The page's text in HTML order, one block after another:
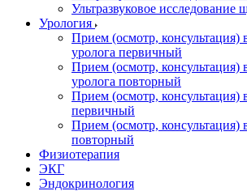
Ультразвуковое
Урология
Прием (осмотр, консультация)
уролога первичный
Прием (осмотр, консультация)
уролога повторный
Прием (осмотр, консультация)
первичный
Прием (осмотр, консультация)
повторный
Физиотерапия
ЭКГ
Эндокринология